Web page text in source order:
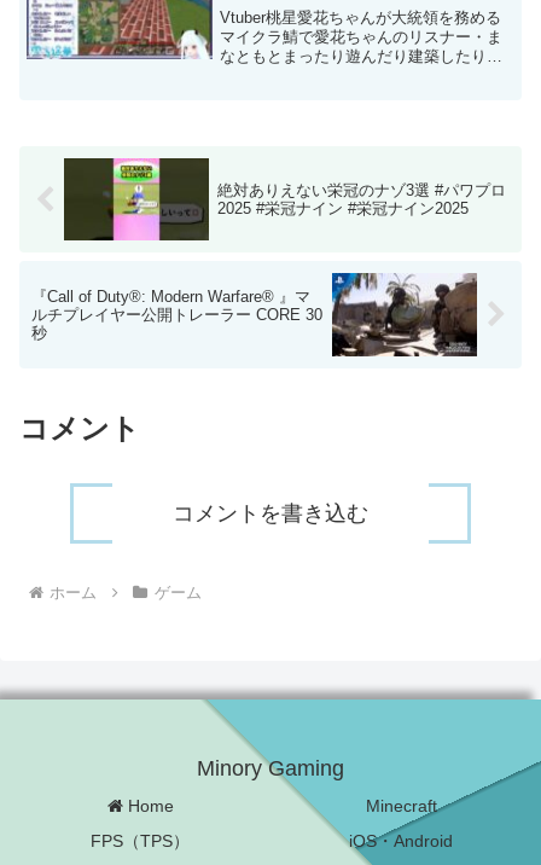
Vtuber桃星愛花ちゃんが大統領を務める
マイクラ鯖で愛花ちゃんのリスナー・ま
なともとまったり遊んだり建築したり。
絶対ありえない栄冠のナゾ3選 #パワプロ
2025 #栄冠ナイン #栄冠ナイン2025
『Call of Duty®: Modern Warfare® 』マ
ルチプレイヤー公開トレーラー CORE 30
秒
コメント
コメントを書き込む
ホーム ゲーム
Minory Gaming
Home
Minecraft
FPS（TPS）
iOS・Android